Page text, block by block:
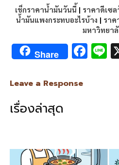
เช็กราคาน้ำมันวันนี้ | ราคาดีเซ
น้ำมันแพงกระทบอะไรบ้าง | ราค
มหาวิทยา
Share F
k
Li
Leave a Response
เรื่องล่าสุด